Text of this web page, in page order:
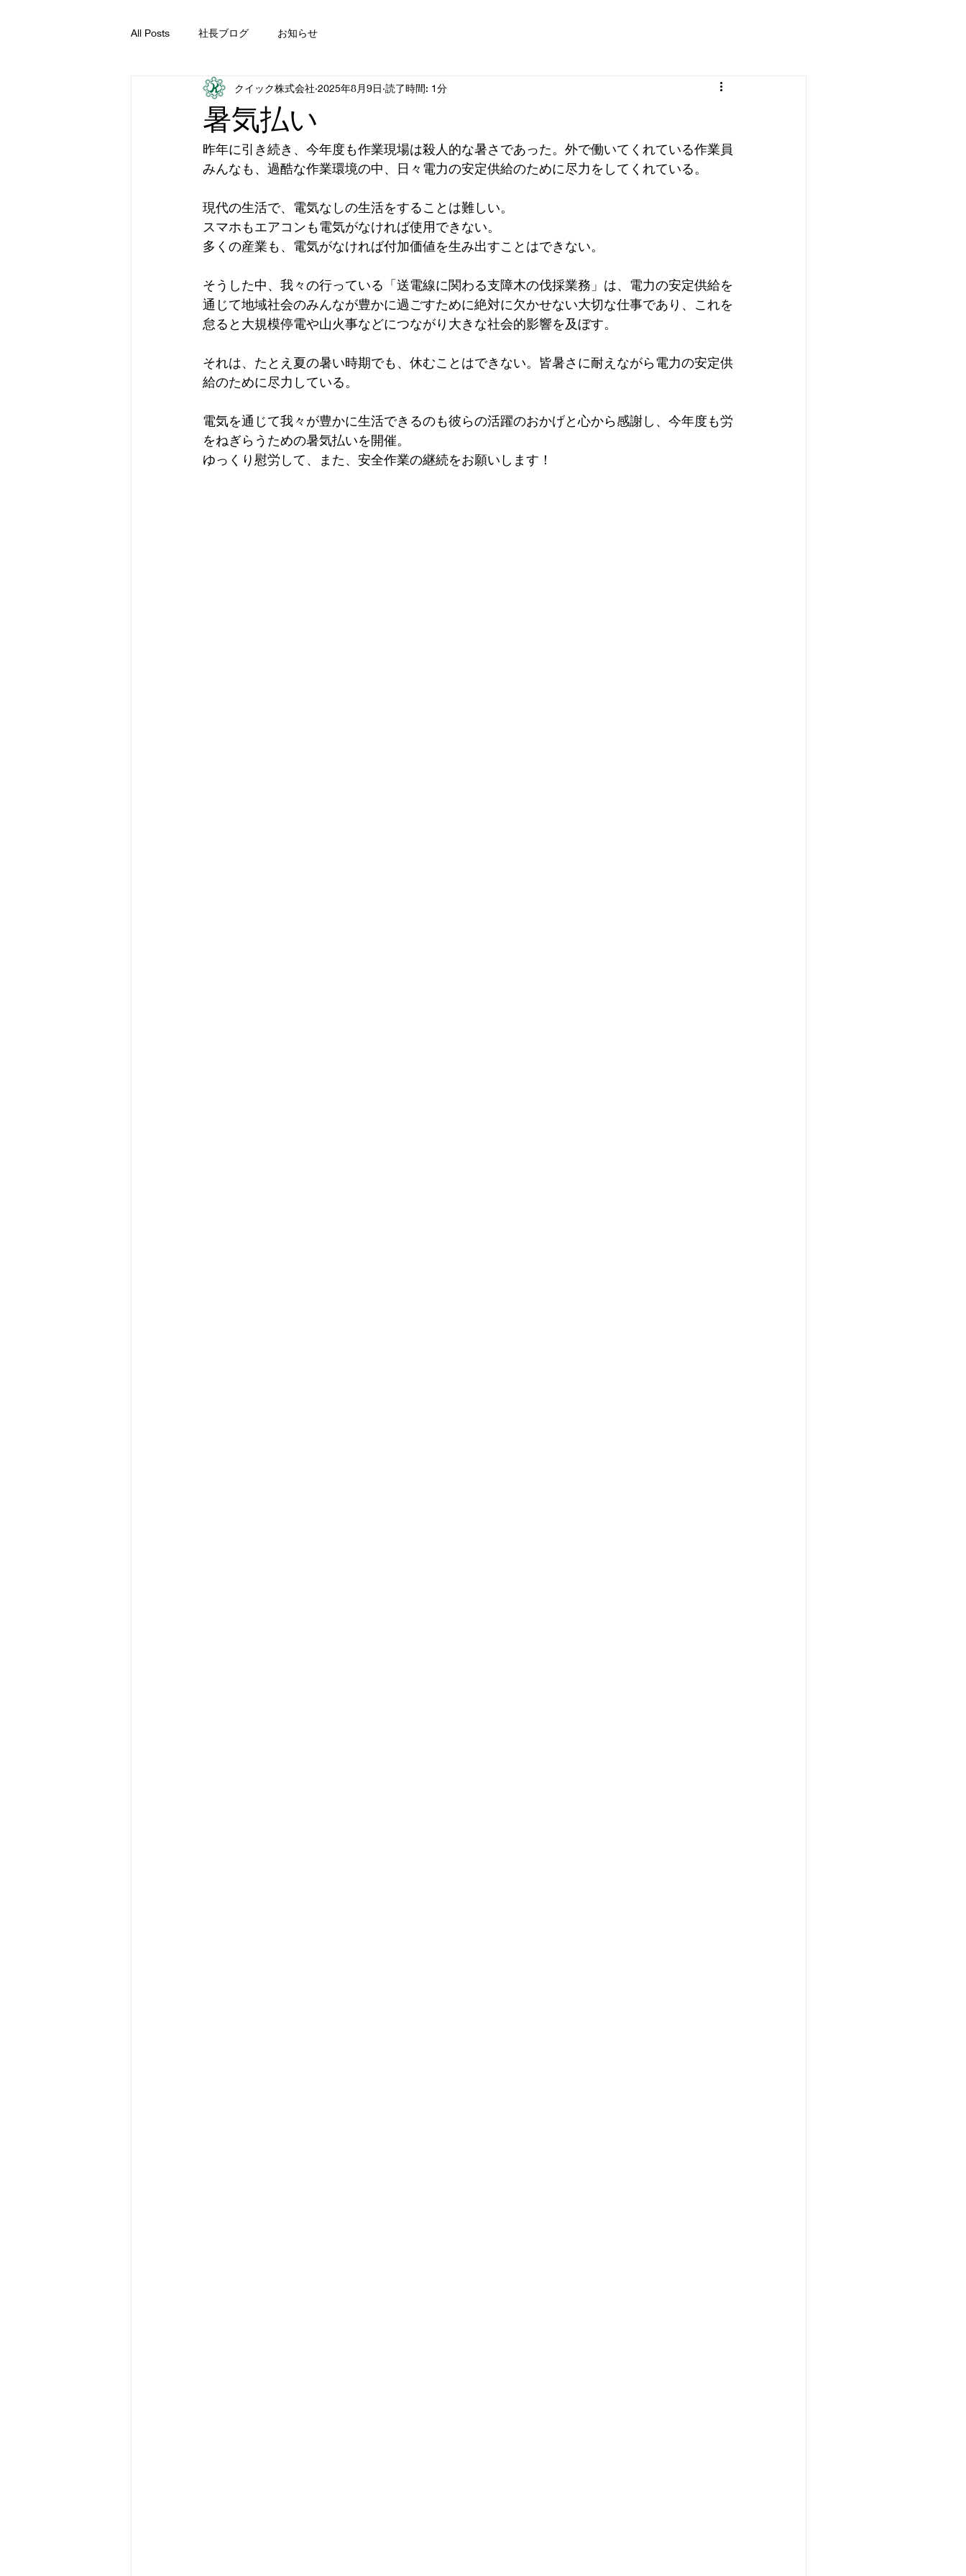
All Posts 社長ブログ お知らせ
暑気払い
クイック株式会社 2025年8月9日 読了時間: 1分
昨年に引き続き、今年度も作業現場は殺人的な暑さであった。外で働いてくれている作業員
みんなも、過酷な作業環境の中、日々電力の安定供給のために尽力をしてくれている。
現代の生活で、電気なしの生活をすることは難しい。
スマホもエアコンも電気がなければ使用できない。
多くの産業も、電気がなければ付加価値を生み出すことはできない。
そうした中、我々の行っている「送電線に関わる支障木の伐採業務」は、電力の安定供給を
通じて地域社会のみんなが豊かに過ごすために絶対に欠かせない大切な仕事であり、これを
怠ると大規模停電や山火事などにつながり大きな社会的影響を及ぼす。
それは、たとえ夏の暑い時期でも、休むことはできない。皆暑さに耐えながら電力の安定供
給のために尽力している。
電気を通じて我々が豊かに生活できるのも彼らの活躍のおかげと心から感謝し、今年度も労
をねぎらうための暑気払いを開催。
ゆっくり慰労して、また、安全作業の継続をお願いします！